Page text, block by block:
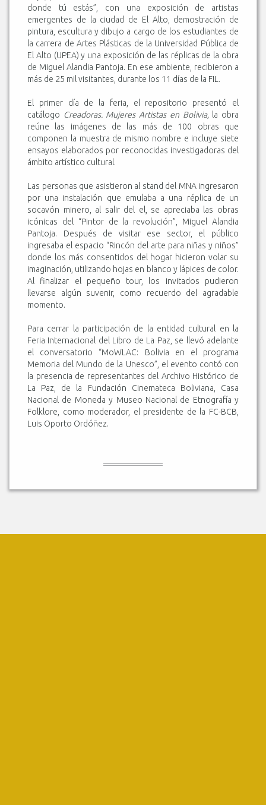
donde tú estás”, con una exposición de artistas
emergentes de la ciudad de El Alto, demostración de
pintura, escultura y dibujo a cargo de los estudiantes de
la carrera de Artes Plásticas de la Universidad Pública de
El Alto (UPEA) y una exposición de las réplicas de la obra
de Miguel Alandia Pantoja. En ese ambiente, recibieron a
más de 25 mil visitantes, durante los 11 días de la FIL.
El primer día de la feria, el repositorio presentó el
catálogo Creadoras. Mujeres Artistas en Bolivia, la obra
reúne las imágenes de las más de 100 obras que
componen la muestra de mismo nombre e incluye siete
ensayos elaborados por reconocidas investigadoras del
ámbito artístico cultural.
Las personas que asistieron al stand del MNA ingresaron
por una instalación que emulaba a una réplica de un
socavón minero, al salir del el, se apreciaba las obras
icónicas del “Pintor de la revolución”, Miguel Alandia
Pantoja. Después de visitar ese sector, el público
ingresaba el espacio “Rincón del arte para niñas y niños”
donde los más consentidos del hogar hicieron volar su
imaginación, utilizando hojas en blanco y lápices de color.
Al finalizar el pequeño tour, los invitados pudieron
llevarse algún suvenir, como recuerdo del agradable
momento.
Para cerrar la participación de la entidad cultural en la
Feria Internacional del Libro de La Paz, se llevó adelante
el conversatorio “MoWLAC: Bolivia en el programa
Memoria del Mundo de la Unesco”, el evento contó con
la presencia de representantes del Archivo Histórico de
La Paz, de la Fundación Cinemateca Boliviana, Casa
Nacional de Moneda y Museo Nacional de Etnografía y
Folklore, como moderador, el presidente de la FC-BCB,
Luis Oporto Ordóñez.